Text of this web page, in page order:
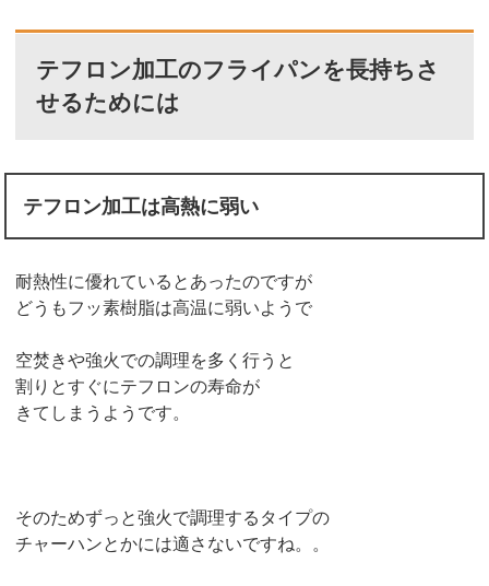
テフロン加工のフライパンを長持ちさ
せるためには
テフロン加工は高熱に弱い
耐熱性に優れているとあったのですが
どうもフッ素樹脂は高温に弱いようで
空焚きや強火での調理を多く行うと
割りとすぐにテフロンの寿命が
きてしまうようです。
そのためずっと強火で調理するタイプの
チャーハンとかには適さないですね。。